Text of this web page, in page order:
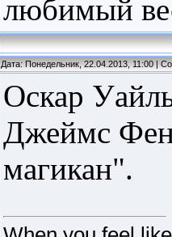
любимый
Дата: Понедельник, 22.04.2013, 11:00 |
Оскар
Джеймс
магикан".